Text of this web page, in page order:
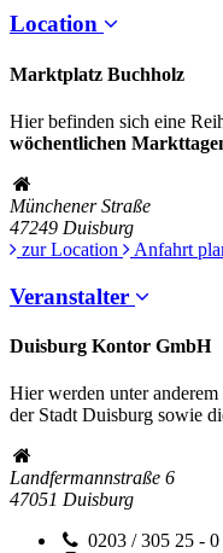
Location
Marktplatz Buchholz
Hier befinden sich eine
wöchentlichen
Münchener Straße
47249 Duisburg
zur Location
Anfahrt
Veranstalter
Duisburg Kontor GmbH
Hier werden unter
der Stadt Duisburg sowie
Landfermannstraße 6
47051 Duisburg
0203 / 305 25 - 0